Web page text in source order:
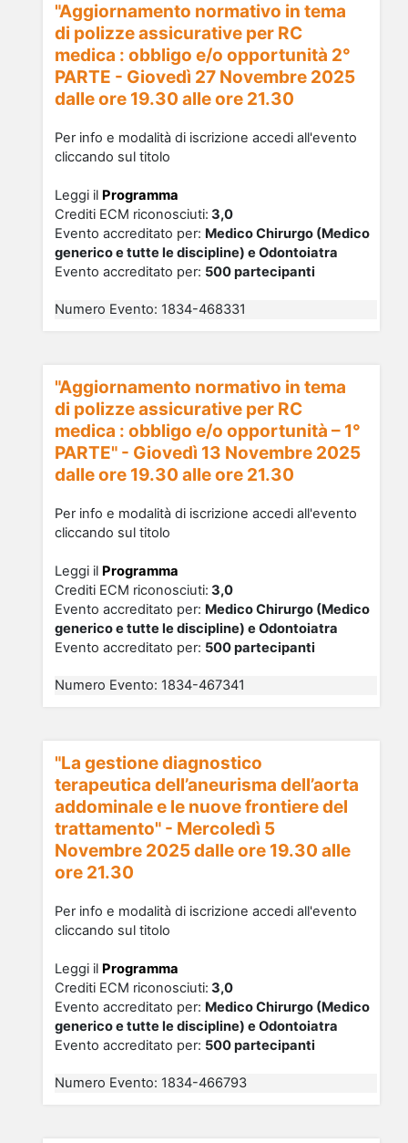
"Aggiornamento normativo in tema
di polizze assicurative per RC
medica : obbligo e/o opportunità 2°
PARTE - Giovedì 27 Novembre 2025
dalle ore 19.30 alle ore 21.30
Per info e modalità di iscrizione accedi all'evento
cliccando sul titolo
Leggi il Programma
Crediti ECM riconosciuti: 3,0
Evento accreditato per: Medico Chirurgo (Medico
generico e tutte le discipline) e Odontoiatra
Evento accreditato per: 500 partecipanti
Numero Evento: 1834-468331
"Aggiornamento normativo in tema
di polizze assicurative per RC
medica : obbligo e/o opportunità – 1°
PARTE" - Giovedì 13 Novembre 2025
dalle ore 19.30 alle ore 21.30
Per info e modalità di iscrizione accedi all'evento
cliccando sul titolo
Leggi il Programma
Crediti ECM riconosciuti: 3,0
Evento accreditato per: Medico Chirurgo (Medico
generico e tutte le discipline) e Odontoiatra
Evento accreditato per: 500 partecipanti
Numero Evento: 1834-467341
"La gestione diagnostico
terapeutica dell’aneurisma dell’aorta
addominale e le nuove frontiere del
trattamento" - Mercoledì 5
Novembre 2025 dalle ore 19.30 alle
ore 21.30
Per info e modalità di iscrizione accedi all'evento
cliccando sul titolo
Leggi il Programma
Crediti ECM riconosciuti: 3,0
Evento accreditato per: Medico Chirurgo (Medico
generico e tutte le discipline) e Odontoiatra
Evento accreditato per: 500 partecipanti
Numero Evento: 1834-466793